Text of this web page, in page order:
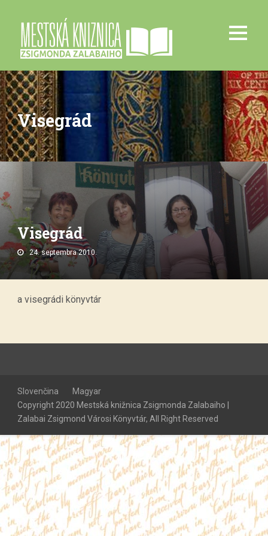
Visegrád
Visegrád
24. septembra 2010.
a visegrádi könyvtár
Slovenčina
Magyar
Copyright 2020 Mestská knižnica Zsigmonda Zalabaiho |
Zalabai Zsigmond Városi Könyvtár, All Right Reserved